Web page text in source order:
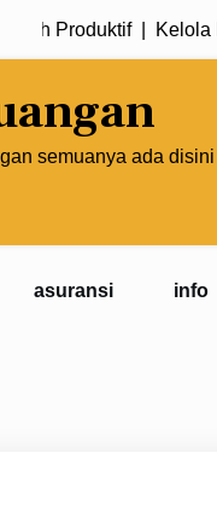
Produktif |Kelola
semuanya ada
asuransi info